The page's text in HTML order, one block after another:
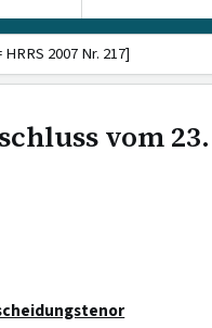
2007 Nr. 217]
vom